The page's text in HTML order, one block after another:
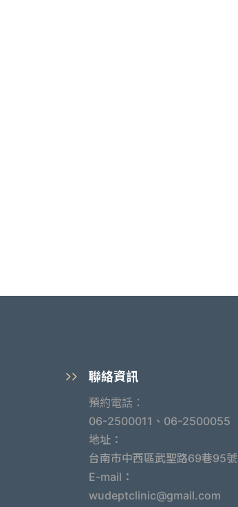
聯絡資訊
預約電話：
06-2500011、06-2500055
地址：
台南市中西區武聖路69巷95號
E-mail：
wudeptclinic@gmail.com